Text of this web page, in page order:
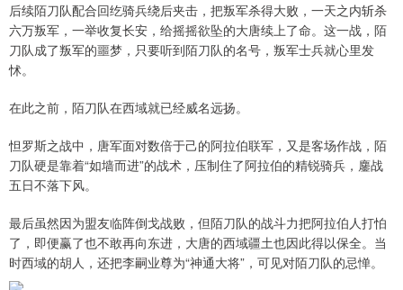
后续陌刀队配合回纥骑兵绕后夹击，把叛军杀得大败，一天之内斩杀
六万叛军，一举收复长安，给摇摇欲坠的大唐续上了命。这一战，陌
刀队成了叛军的噩梦，只要听到陌刀队的名号，叛军士兵就心里发
怵。
在此之前，陌刀队在西域就已经威名远扬。
怛罗斯之战中，唐军面对数倍于己的阿拉伯联军，又是客场作战，陌
刀队硬是靠着“如墙而进”的战术，压制住了阿拉伯的精锐骑兵，鏖战
五日不落下风。
最后虽然因为盟友临阵倒戈战败，但陌刀队的战斗力把阿拉伯人打怕
了，即便赢了也不敢再向东进，大唐的西域疆土也因此得以保全。当
时西域的胡人，还把李嗣业尊为“神通大将”，可见对陌刀队的忌惮。